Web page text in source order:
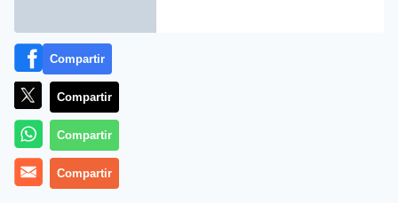
La Casa del TPV, como compañía especializada en
terminales punto de venta y software de gestión para
Compartir
Compartir
Compartir
Compartir